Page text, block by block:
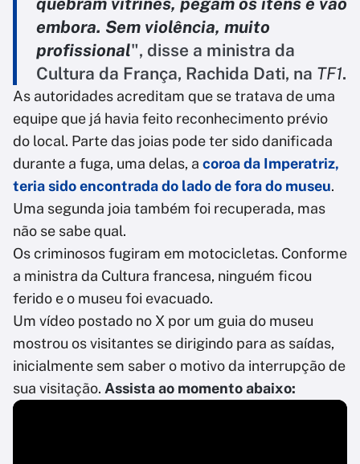
embora. Sem violência, muito
profissional", disse a ministra da
Cultura da França, Rachida Dati, na TF1.
As autoridades acreditam que se tratava de uma
equipe que já havia feito reconhecimento prévio
do local. Parte das joias pode ter sido danificada
durante a fuga, uma delas, a coroa da Imperatriz,
teria sido encontrada do lado de fora do museu.
Uma segunda joia também foi recuperada, mas
não se sabe qual.
Os criminosos fugiram em motocicletas. Conforme
a ministra da Cultura francesa, ninguém ficou
ferido e o museu foi evacuado.
Um vídeo postado no X por um guia do museu
mostrou os visitantes se dirigindo para as saídas,
inicialmente sem saber o motivo da interrupção de
sua visitação. Assista ao momento abaixo: